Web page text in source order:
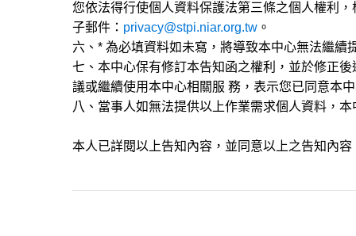
您依法得行使個人資料保護法第三條之個人權利
子郵件： privacy@stpi.niar.org.tw 。
六、* 為必填資料如未寫，將導致本中心無法繼續
七、本中心保有修訂本告知函之權利，並於修正
議或繼續使用本中心相關服 務，表示您已同意本
八、當事人如無法提供以上作業需求個人資料，
本人已詳閱以上告知內容，並同意以上之告知內容